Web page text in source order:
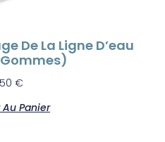
De La Ligne D’eau
€
Panier